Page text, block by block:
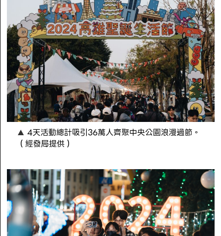
4天活動總計吸引36萬人齊聚中央公園浪漫過節。
（經發局提供）